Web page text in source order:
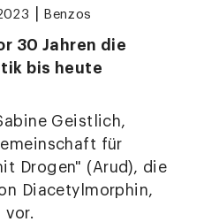
Benzos
30 Jahren die
bis heute
Geistlich,
für
Drogen" (Arud), die
Diacetylmorphin,
vor.